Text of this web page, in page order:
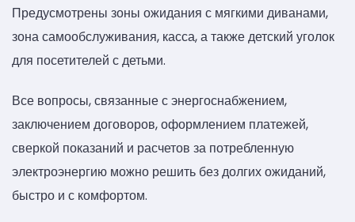
Предусмотрены зоны ожидания с мягкими диванами,
зона самообслуживания, касса, а также детский уголок
для посетителей с детьми.
Все вопросы, связанные с энергоснабжением,
заключением договоров, оформлением платежей,
сверкой показаний и расчетов за потребленную
электроэнергию можно решить без долгих ожиданий,
быстро и с комфортом.